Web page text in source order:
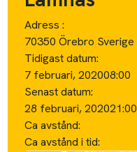
Adress :
70350 Örebro Sverige
Tidigast datum:
7 februari, 202008:00
Senast datum:
28 februari, 202021:00
Ca avstånd:
Ca avstånd i tid: